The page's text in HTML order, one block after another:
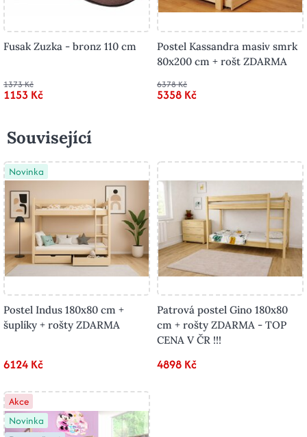
Fusak Zuzka - bronz 110 cm
1373 Kč
1153 Kč
Postel Kassandra masiv smrk
80x200 cm + rošt ZDARMA
6378 Kč
5358 Kč
Související
Novinka
Postel Indus 180x80 cm +
šuplíky + rošty ZDARMA
6124 Kč
Patrová postel Gino 180x80
cm + rošty ZDARMA - TOP
CENA V ČR !!!
4898 Kč
Akce
Novinka